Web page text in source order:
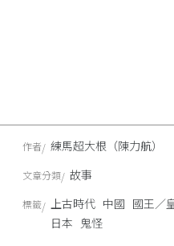
作者 練馬超大根（陳力航）
文章分類 故事
標籤 上古時代 中國 國王／
日本 鬼怪